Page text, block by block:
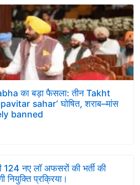
का बड़ा फैसला: तीन Takht
sahar’ घोषित, शराब–मांस
banned
नए लॉ अफसरों की भर्ती की
नियुक्ति प्रक्रिया।